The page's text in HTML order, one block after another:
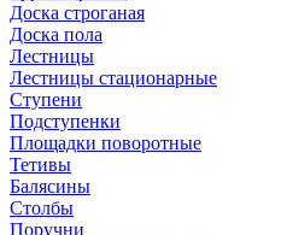
Доска строганая
Доска пола
Лестницы
Лестницы стационарные
Ступени
Подступенки
Площадки поворотные
Тетивы
Балясины
Столбы
Поручни